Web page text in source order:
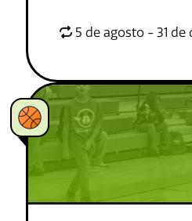
5 de agosto - 31